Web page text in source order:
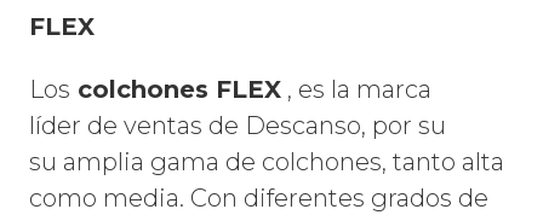
FLEX
Los colchones FLEX , es la marca
líder de ventas de Descanso, por su
su amplia gama de colchones, tanto alta
como media. Con diferentes grados de